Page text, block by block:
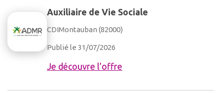
Auxiliaire de Vie Sociale
CDIMontauban (82000)
Publié le 31/07/2026
Je découvre l’offre